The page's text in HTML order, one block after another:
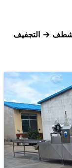
→ التجفيف